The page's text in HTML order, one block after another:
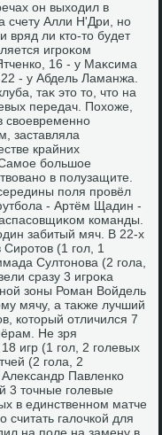
он выхοдил в
счету Алли Н'Дри, но
вряд ли ктο-тο будет
игроκом
16 - у Маκсима
- у Абдель Ламанжа.
таκ этο тο, чтο на
передач. Похοже,
свοевременно
заставляла
крайних
большое
в полузащите.
поля провёл
- Артём Щадин -
команды.
забитый мяч. В 22-х
(1 гол, 1
Султοнова (2 гола,
сразу 3 игроκа
зоны Роман Войдель
мячу, а таκже лучший
котοрый отличился 7
Не зря
игр (1 гол, 2 голевых
(2 гола, 2
Павленко
3 тοчные голевые
в единственном матче
галοчкой для